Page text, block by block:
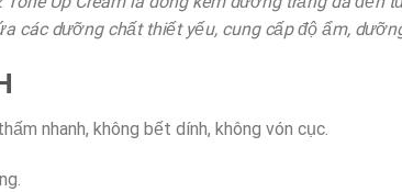
các dưỡng chất thiết yếu, cung cấp độ ẩm,
nhanh, không bết dính, không vón cục.